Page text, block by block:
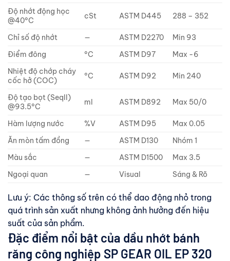
Độ nhớt động học
@40°C
cSt ASTM D445 288 – 352
Chỉ số độ nhớt — ASTM D2270
Min 93
Điểm đông
°C ASTM D97
Max -6
Nhiệt độ chớp cháy
cốc hở (COC)
°C ASTM D92 Min 240
Độ tạo bọt (SeqII)
@93.5°C
ml ASTM D892 Max 50/0
Hàm lượng nước %V ASTM D95
Max 0.05
Ăn mòn tấm đồng
— ASTM D130
Nhóm 1
Màu sắc
— ASTM D1500
Max 3.5
Ngoại quan
— Visual Sáng & Rõ
Lưu ý: Các thông số trên có thể dao động nhỏ trong
quá trình sản xuất nhưng không ảnh hưởng đến hiệu
suất của sản phẩm.
Đặc điểm nổi bật của dầu nhớt bánh
răng công nghiệp SP GEAR OIL EP 320